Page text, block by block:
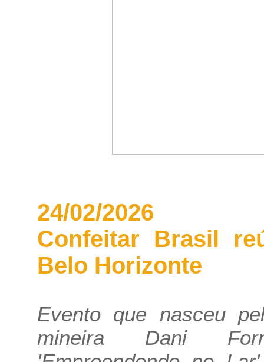
24/02/2026
Confeitar Brasil
Belo Horizonte
Evento que nasceu
mineira Dani